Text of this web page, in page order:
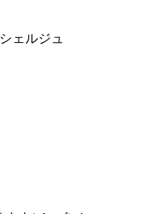
ェルジュ